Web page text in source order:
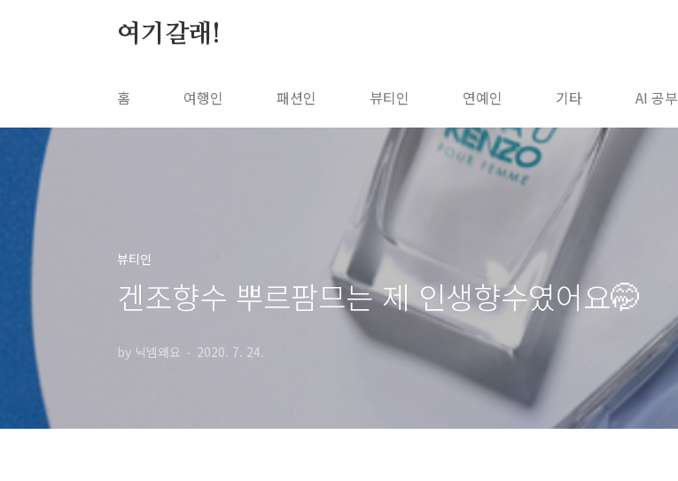
여기갈래!
홈 여행인 패션인 뷰티인 연예인 기타 AI 공부
뷰티인
겐조향수 뿌르팜므는 제 인생향수였어요🤭
by 닉넴왜요 2020. 7. 24.